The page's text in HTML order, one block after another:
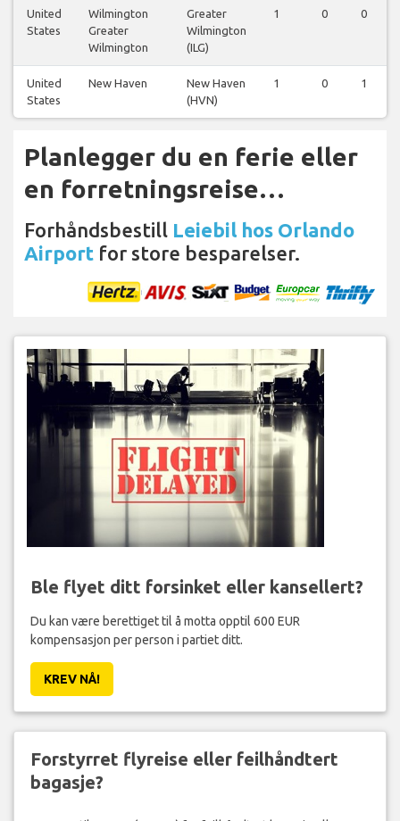
United
States
Wilmington
Greater
Wilmington
Greater
Wilmington
(ILG)
1 0 0
United
States
New Haven
New Haven
(HVN)
1 0 1
Planlegger du en ferie eller
en forretningsreise…
Forhåndsbestill Leiebil hos Orlando
Airport for store besparelser.
Ble flyet ditt forsinket eller kansellert?
Du kan være berettiget til å motta opptil 600 EUR
kompensasjon per person i partiet ditt.
KREV NÅ!
Forstyrret flyreise eller feilhåndtert
bagasje?